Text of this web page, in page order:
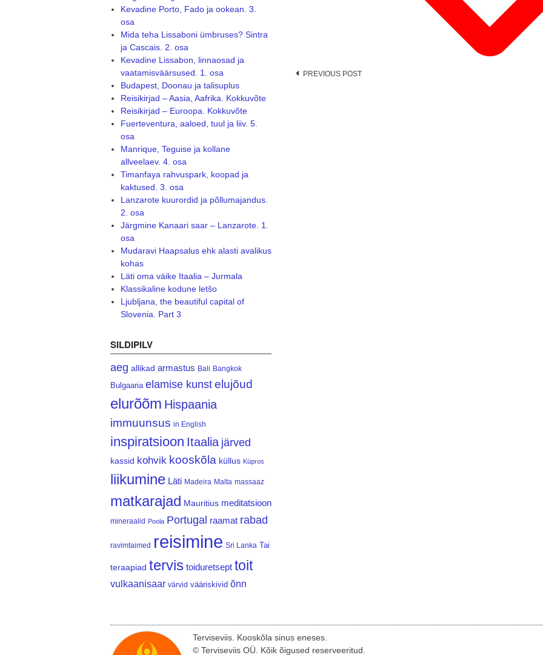
Post
PREVIOUS POST
Kevadine Porto, Fado ja ookean. 3.
osa
Mida teha Lissaboni ümbruses? Sintra
ja Cascais. 2. osa
Kevadine Lissabon, linnaosad ja
vaatamisväärsused. 1. osa
Budapest, Doonau ja talisuplus
Reisikirjad – Aasia, Aafrika. Kokkuvõte
Reisikirjad – Euroopa. Kokkuvõte
Fuerteventura, aaloed, tuul ja liiv. 5.
osa
Manrique, Teguise ja kollane
allveelaev. 4. osa
Timanfaya rahvuspark, koopad ja
kaktused. 3. osa
Lanzarote kuurordid ja põllumajandus.
2. osa
Järgmine Kanaari saar – Lanzarote. 1.
osa
Mudaravi Haapsalus ehk alasti avalikus
kohas
Läti oma väike Itaalia – Jurmala
Klassikaline kodune letšo
Ljubljana, the beautiful capital of
Slovenia. Part 3
SILDIPILV
aeg allikad armastus Bali Bangkok
Bulgaaria elamise kunst elujõud
elurõõm Hispaania
immuunsus in English
inspiratsioon Itaalia järved
kassid kohvik kooskõla küllus Küpros
liikumine Läti Madeira Malta massaaz
matkarajad Mauritius meditatsioon
mineraalid Poola Portugal raamat rabad
ravimtaimed reisimine Sri Lanka Tai
teraapiad tervis toiduretsept toit
vulkaanisaar värvid vääriskivid õnn
Terviseviis. Kooskõla sinus eneses.
© Terviseviis OÜ. Kõik õigused reserveeritud.